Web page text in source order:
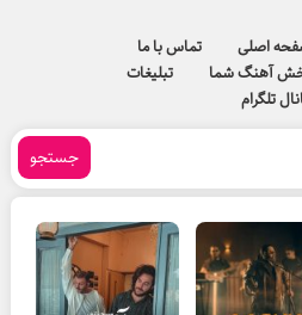
اصلی
تماس با ما
آهنگ شما
تبلیغات
تلگرام
جستجو